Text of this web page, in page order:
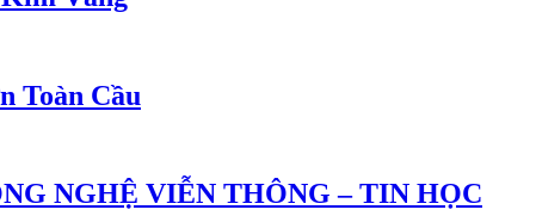
Toàn Cầu
NGHỆ VIỄN THÔNG – TIN HỌC